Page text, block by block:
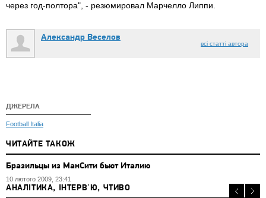
через год-полтора", - резюмировал Марчелло Липпи.
Александр Веселов
всі статті автора
ДЖЕРЕЛА
Football Italia
ЧИТАЙТЕ ТАКОЖ
Бразильцы из МанСити бьют Италию
10 лютого 2009, 23:41
АНАЛІТИКА, ІНТЕРВ'Ю, ЧТИВО